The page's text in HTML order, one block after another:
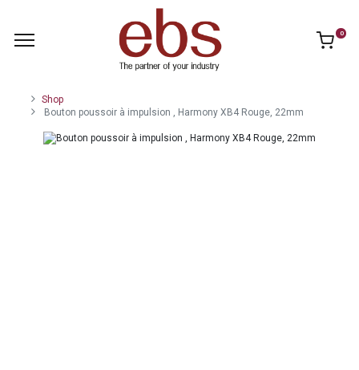
0
Shop
Bouton poussoir à impulsion , Harmony XB4 Rouge, 22mm